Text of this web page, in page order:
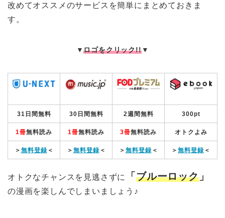
改めてオススメのサービスを簡単にまとめておきま
す。
▼ロゴをクリック!!▼
31日間無料 30日間無料 2週間無料 300pt
1冊無料読み 1冊無料読み 3冊無料読み オトクよみ
＞ 無料登録＜ ＞ 無料登録＜ ＞ 無料登録＜ ＞ 無料登録 ＜
オトクなチャンスを見逃さずに 「ブルーロック」
の漫画を楽しんでしまいましょう♪